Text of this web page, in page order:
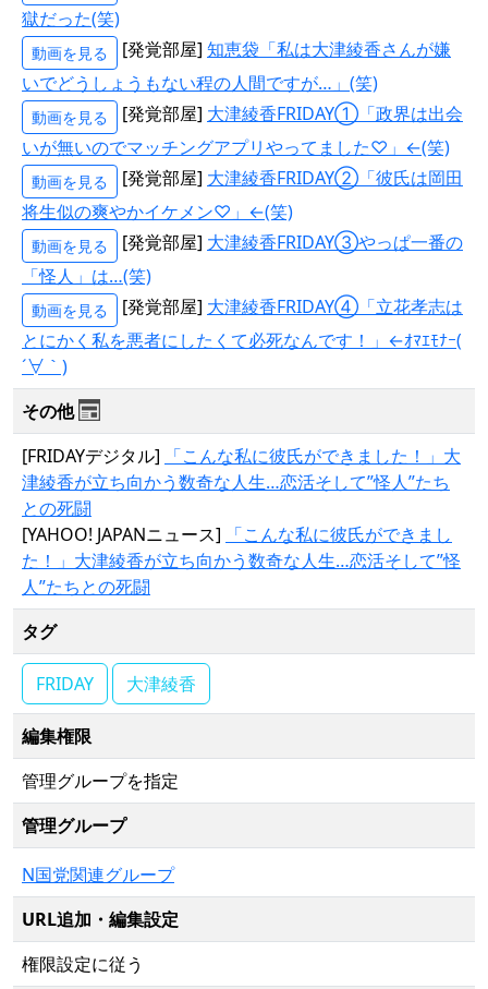
獄だった(笑)
動画を見る [発覚部屋] 知恵袋「私は大津綾香さんが嫌
いでどうしょうもない程の人間ですが…」(笑)
動画を見る [発覚部屋] 大津綾香FRIDAY①「政界は出会
いが無いのでマッチングアプリやってました♡」←(笑)
動画を見る [発覚部屋] 大津綾香FRIDAY②「彼氏は岡田
将生似の爽やかイケメン♡」←(笑)
動画を見る [発覚部屋] 大津綾香FRIDAY③やっぱ一番の
「怪人」は…(笑)
動画を見る [発覚部屋] 大津綾香FRIDAY④「立花孝志は
とにかく私を悪者にしたくて必死なんです！」←ｵﾏｴﾓﾅｰ(
´∀｀)
その他
[FRIDAYデジタル]
「こんな私に彼氏ができました！」大
津綾香が立ち向かう数奇な人生…恋活そして”怪人”たち
との死闘
[YAHOO! JAPANニュース]
「こんな私に彼氏ができまし
た！」大津綾香が立ち向かう数奇な人生…恋活そして”怪
人”たちとの死闘
タグ
FRIDAY 大津綾香
編集権限
管理グループを指定
管理グループ
N国党関連グループ
URL追加・編集設定
権限設定に従う